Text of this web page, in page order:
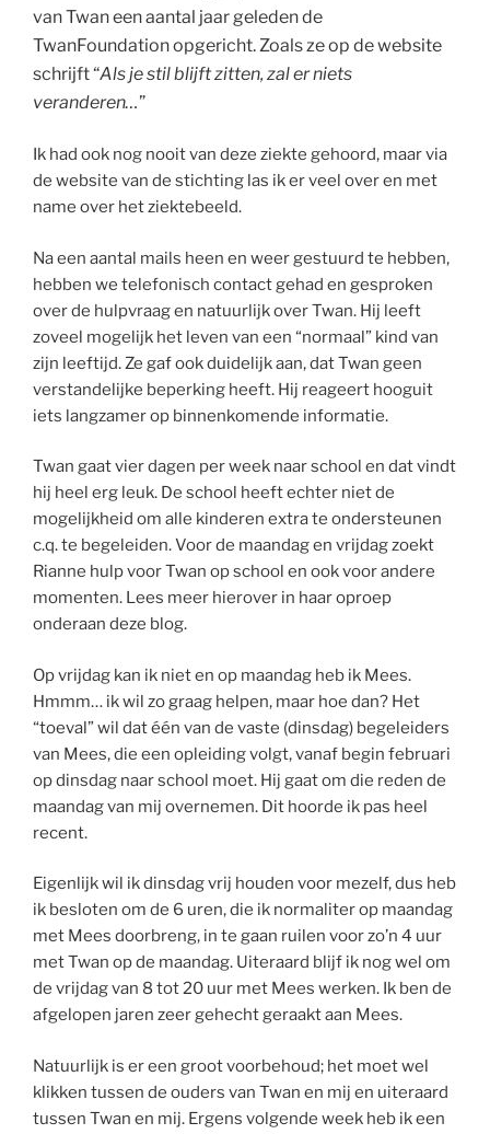
van Twan een aantal jaar geleden de
TwanFoundation opgericht. Zoals ze op de website
schrijft “Als je stil blijft zitten, zal er niets
veranderen…”
Ik had ook nog nooit van deze ziekte gehoord, maar via
de website van de stichting las ik er veel over en met
name over het ziektebeeld.
Na een aantal mails heen en weer gestuurd te hebben,
hebben we telefonisch contact gehad en gesproken
over de hulpvraag en natuurlijk over Twan. Hij leeft
zoveel mogelijk het leven van een “normaal” kind van
zijn leeftijd. Ze gaf ook duidelijk aan, dat Twan geen
verstandelijke beperking heeft. Hij reageert hooguit
iets langzamer op binnenkomende informatie.
Twan gaat vier dagen per week naar school en dat vindt
hij heel erg leuk. De school heeft echter niet de
mogelijkheid om alle kinderen extra te ondersteunen
c.q. te begeleiden. Voor de maandag en vrijdag zoekt
Rianne hulp voor Twan op school en ook voor andere
momenten. Lees meer hierover in haar oproep
onderaan deze blog.
Op vrijdag kan ik niet en op maandag heb ik Mees.
Hmmm… ik wil zo graag helpen, maar hoe dan? Het
“toeval” wil dat één van de vaste (dinsdag) begeleiders
van Mees, die een opleiding volgt, vanaf begin februari
op dinsdag naar school moet. Hij gaat om die reden de
maandag van mij overnemen. Dit hoorde ik pas heel
recent.
Eigenlijk wil ik dinsdag vrij houden voor mezelf, dus heb
ik besloten om de 6 uren, die ik normaliter op maandag
met Mees doorbreng, in te gaan ruilen voor zo’n 4 uur
met Twan op de maandag. Uiteraard blijf ik nog wel om
de vrijdag van 8 tot 20 uur met Mees werken. Ik ben de
afgelopen jaren zeer gehecht geraakt aan Mees.
Natuurlijk is er een groot voorbehoud; het moet wel
klikken tussen de ouders van Twan en mij en uiteraard
tussen Twan en mij. Ergens volgende week heb ik een